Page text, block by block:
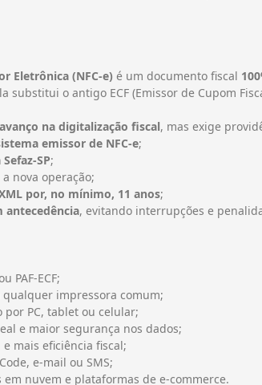
Eletrônica (NFC-e) é um documento fiscal
substitui o antigo ECF (Emissor de Cupom
na digitalização fiscal, mas exige
emissor de NFC-e;
SP;
nova operação;
por, no mínimo, 11 anos;
antecedência, evitando interrupções e
PAF-ECF;
qualquer impressora comum;
por PC, tablet ou celular;
e maior segurança nos dados;
mais eficiência fiscal;
e-mail ou SMS;
nuvem e plataformas de e-commerce.